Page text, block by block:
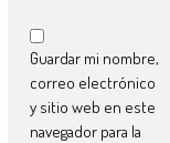
Guardar mi nombre,
correo electrónico
y sitio web en este
navegador para la